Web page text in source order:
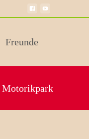
Freunde
Motorikpark